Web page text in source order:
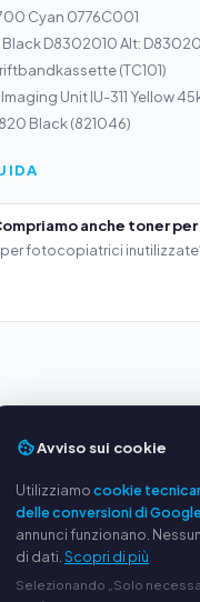
Cyan 0776C001
Black D8302010 Alt:
(TC101)
Unit IU-311 Yellow
Black (821046)
anche toner
fotocopiatrici
via
Chi
Avviso sui cookie
Utilizziamocookie
delle conversioni di
annunci funzionano.
di dati. Scopri di più
Selezionando „Solo